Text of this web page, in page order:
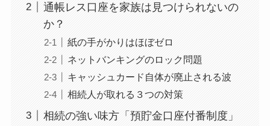
通帳レス口座を家族は見つけられないの
か？
紙の手がかりはほぼゼロ
ネットバンキングのロック問題
キャッシュカード自体が廃止される波
相続人が取れる３つの対策
相続の強い味方「預貯金口座付番制度」